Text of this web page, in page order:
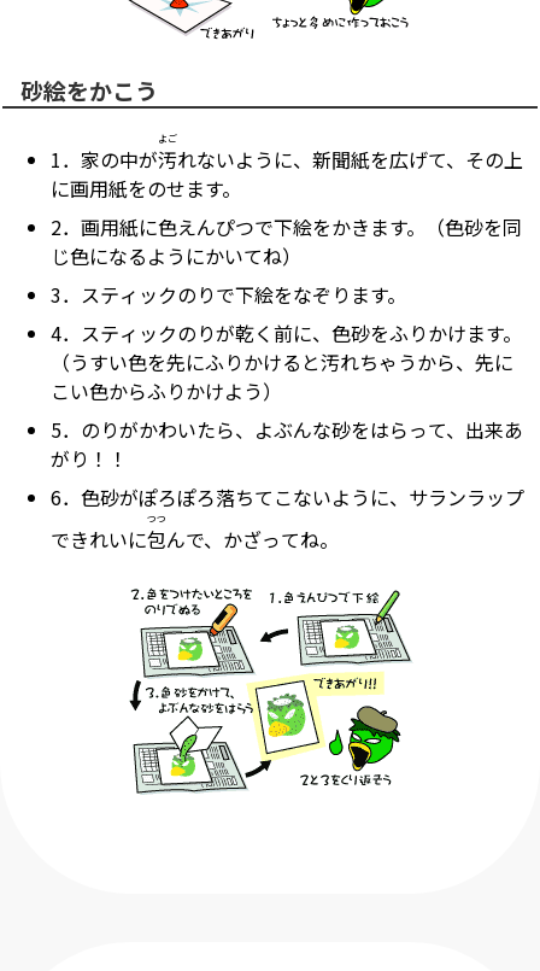
砂絵をかこう
1．家の中が汚
よご
れないように、新聞紙を広げて、その上
に画用紙をのせます。
2．画用紙に色えんぴつで下絵をかきます。（色砂を同
じ色になるようにかいてね）
3．スティックのりで下絵をなぞります。
4．スティックのりが乾く前に、色砂をふりかけます。
（うすい色を先にふりかけると汚れちゃうから、先に
こい色からふりかけよう）
5．のりがかわいたら、よぶんな砂をはらって、出来あ
がり！！
6．色砂がぽろぽろ落ちてこないように、サランラップ
できれいに包
つつ
んで、かざってね。